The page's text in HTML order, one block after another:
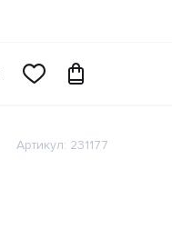
Артикул: 231177